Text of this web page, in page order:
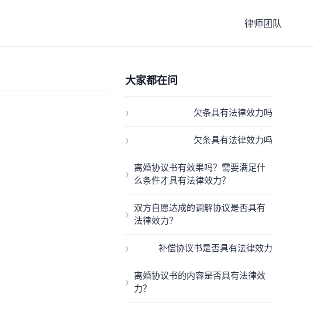
律师团队
大家都在问
欠条具有法律效力吗
欠条具有法律效力吗
离婚协议书有效果吗？需要满足什
么条件才具有法律效力？
双方自愿达成的调解协议是否具有
法律效力？
补偿协议书是否具有法律效力
离婚协议书的内容是否具有法律效
力？